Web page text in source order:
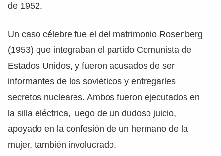
de 1952.
Un caso célebre fue el del matrimonio Rosenberg
(1953) que integraban el partido Comunista de
Estados Unidos, y fueron acusados de ser
informantes de los soviéticos y entregarles
secretos nucleares. Ambos fueron ejecutados en
la silla eléctrica, luego de un dudoso juicio,
apoyado en la confesión de un hermano de la
mujer, también involucrado.